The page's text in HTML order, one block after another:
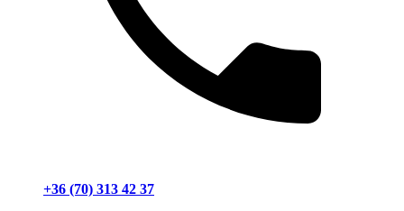
+36 (70) 313 42 37